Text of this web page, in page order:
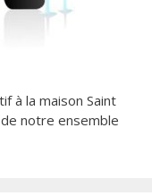
à la maison Saint
notre ensemble